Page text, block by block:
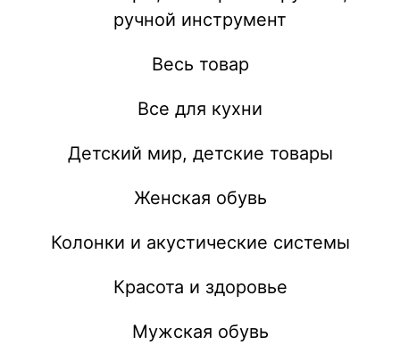
ручной инструмент
Весь товар
Все для кухни
Детский мир, детские товары
Женская обувь
Колонки и акустические системы
Красота и здоровье
Мужская обувь